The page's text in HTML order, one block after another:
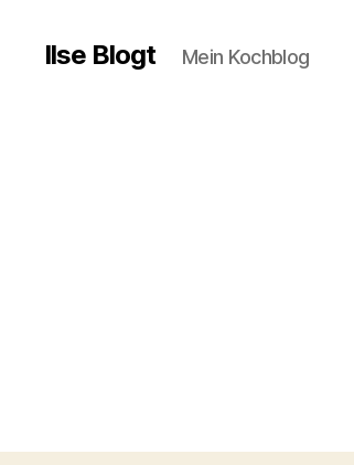
Ilse Blogt Mein Kochblog